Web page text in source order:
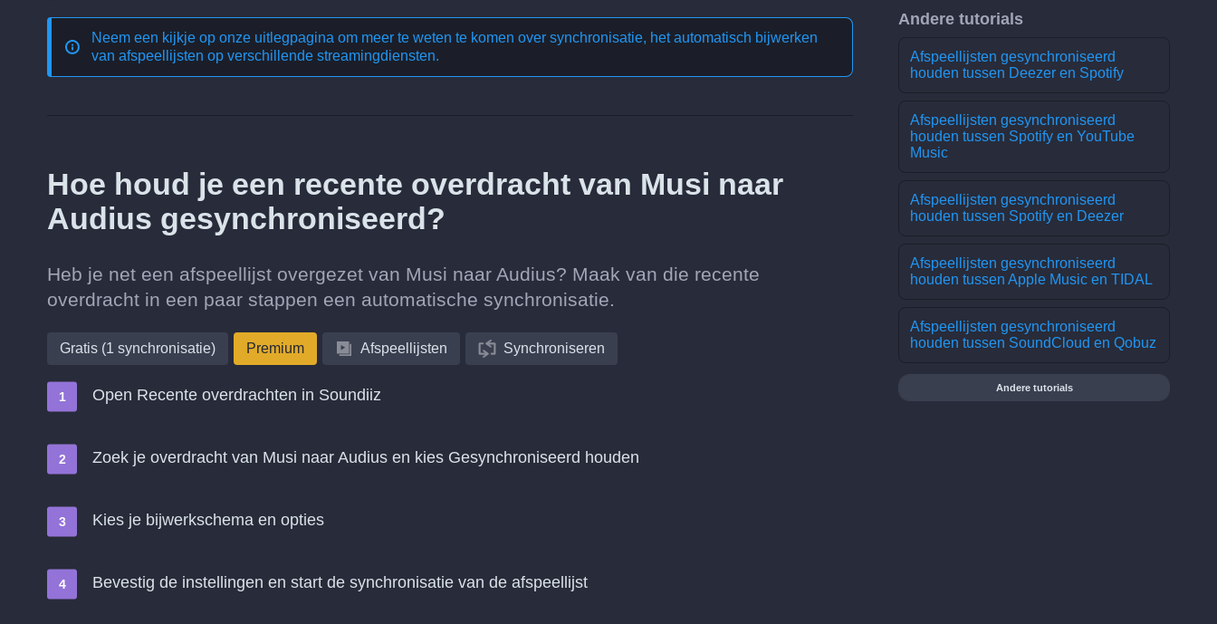
Neem een kijkje op onze uitlegpagina om meer te weten te komen over synchronisatie, het automatisch bijwerken
van afspeellijsten op verschillende streamingdiensten.
Hoe houd je een recente overdracht van Musi naar
Audius gesynchroniseerd?
Heb je net een afspeellijst overgezet van Musi naar Audius? Maak van die recente
overdracht in een paar stappen een automatische synchronisatie.
Gratis (1 synchronisatie) Premium Afspeellijsten Synchroniseren
Open Recente overdrachten in Soundiiz
Zoek je overdracht van Musi naar Audius en kies Gesynchroniseerd houden
Kies je bijwerkschema en opties
Bevestig de instellingen en start de synchronisatie van de afspeellijst
Andere tutorials
Afspeellijsten gesynchroniseerd
houden tussen Deezer en Spotify
Afspeellijsten gesynchroniseerd
houden tussen Spotify en YouTube
Music
Afspeellijsten gesynchroniseerd
houden tussen Spotify en Deezer
Afspeellijsten gesynchroniseerd
houden tussen Apple Music en TIDAL
Afspeellijsten gesynchroniseerd
houden tussen SoundCloud en Qobuz
Andere tutorials